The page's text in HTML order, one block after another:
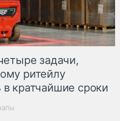
задачи,
ритейлу
кратчайшие сроки